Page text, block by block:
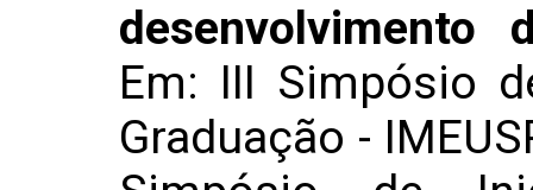
desenvolvimento
Em: III Simpósio
Graduação -